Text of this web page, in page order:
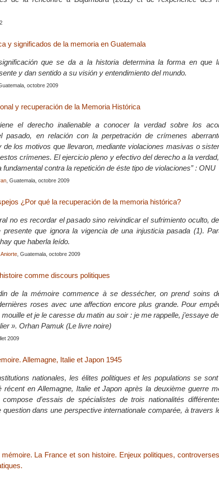
y significados de la memoria en Guatemala
que se da a la historia determina la forma en que
y dan sentido a su visión y entendimiento del mundo.
octobre 2009
y recuperación de la Memoria Histórica
el derecho inalienable a conocer la verdad sobre los
pasado, en relación con la perpetración de crímenes
de los motivos que llevaron, mediante violaciones masivas o
crímenes. El ejercicio pleno y efectivo del derecho a la
fundamental contra la repetición de éste tipo de violaciones” : ONU
, Guatemala, octobre 2009
¿Por qué la recuperación de la memoria histórica?
no es recordar el pasado sino reivindicar el sufrimiento oculto,
presente que ignora la vigencia de una injusticia pasada (1).
que haberla leído.
, Guatemala, octobre 2009
comme discours politiques
de la mémoire commence à se dessécher, on prend soins
roses avec une affection encore plus grande. Pour
et je le caresse du matin au soir : je me rappelle, j’essaye
». Orhan Pamuk (Le livre noire)
2009
Allemagne, Italie et Japon 1945
nationales, les élites politiques et les populations se
récent en Allemagne, Italie et Japon après la deuxième guerre
d’essais de spécialistes de trois nationalités
question dans une perspective internationale comparée, à travers
La France et son histoire. Enjeux politiques,